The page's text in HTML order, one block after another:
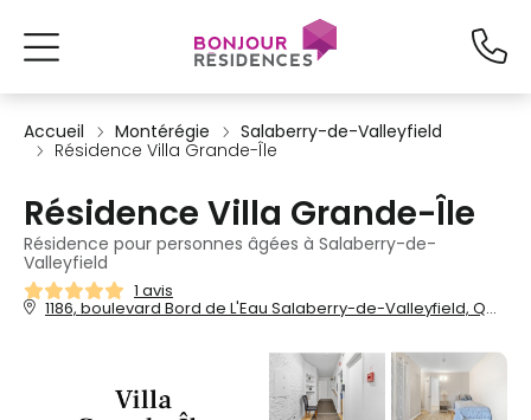
Accueil Montérégie
Salaberry-de-Valleyfield
Résidence Villa Grande-Île
Résidence Villa Grande-Île
Résidence pour personnes âgées à Salaberry-de-
Valleyfield
1 avis
1186, boulevard Bord de L'Eau Salaberry-de-Valleyfield, QC, J6S 0C3